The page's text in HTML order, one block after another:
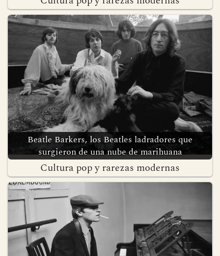
Adam Ant: de corsario del pop a cowboy con
pistola de pega
Cultura pop y rarezas modernas
Beatle Barkers, los Beatles ladradores que
surgieron de una nube de marihuana
Cultura pop y rarezas modernas